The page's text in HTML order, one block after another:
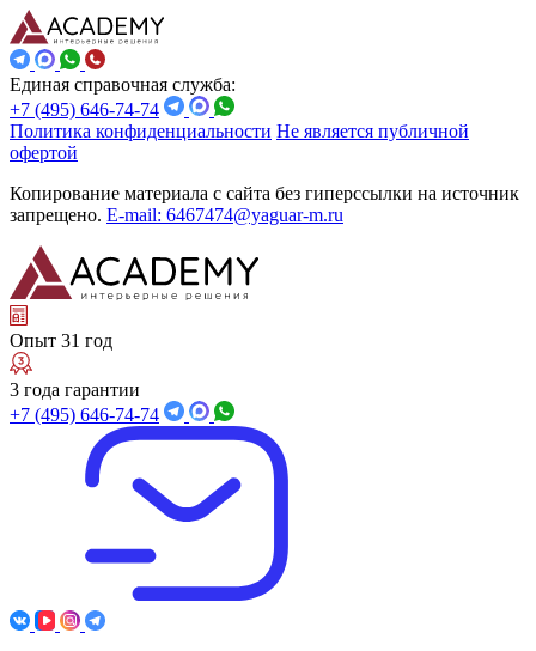
Единая справочная служба:
+7 (495) 646-74-74
Политика конфиденциальности Не является публичной
офертой
Копирование материала с сайта без гиперссылки на источник
запрещено. E-mail: 6467474@yaguar-m.ru
Опыт 31 год
3 года гарантии
+7 (495) 646-74-74